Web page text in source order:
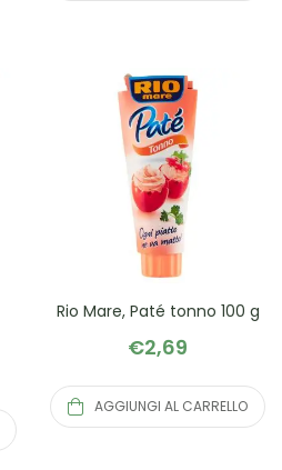
Rio Mare, Paté tonno 100 g
€2,69
AGGIUNGI AL CARRELLO